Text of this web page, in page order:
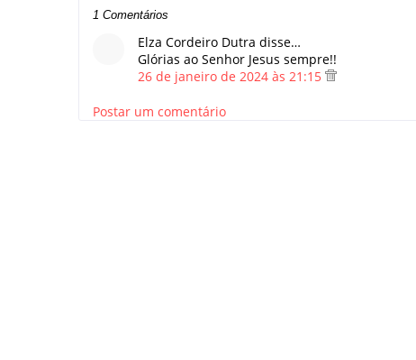
1 Comentários
Elza Cordeiro Dutra disse…
Glórias ao Senhor Jesus sempre!!
26 de janeiro de 2024 às 21:15
Postar um comentário